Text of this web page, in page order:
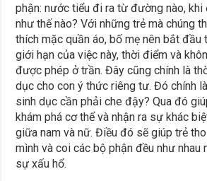
phận: nước tiểu đi ra từ đường nào,
như thế nào? Với những trẻ mà chúng
thích mặc quần áo, bố mẹ nên bắt đầu
giới hạn của việc này, thời điểm và
được phép ở trần. Đây cũng chính là
dục cho con ý thức riêng tư. Đó chính
sinh dục cần phải che đậy? Qua đó
khám phá cơ thể và nhận ra sự khác
giữa nam và nữ. Điều đó sẽ giúp trẻ
mình và coi các bộ phận đều như nhau
sự xấu hổ.